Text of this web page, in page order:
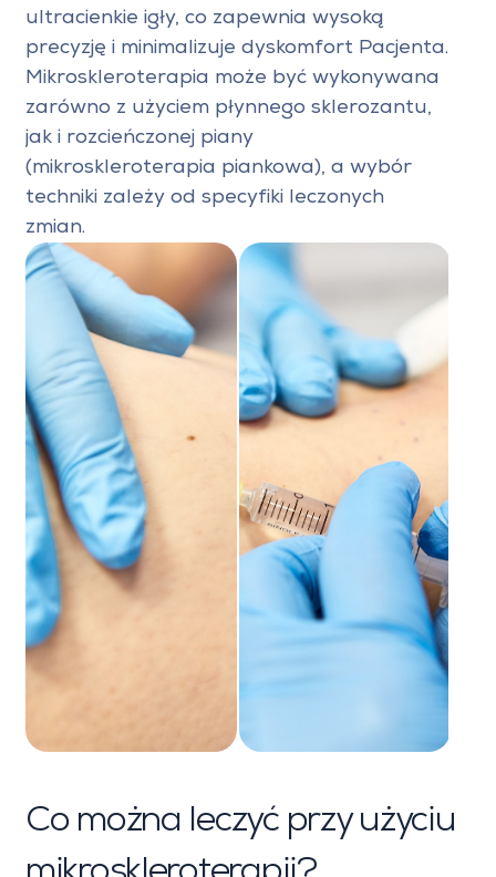
ultracienkie igły, co zapewnia wysoką
precyzję i minimalizuje dyskomfort Pacjenta.
Mikroskleroterapia może być wykonywana
zarówno z użyciem płynnego sklerozantu,
jak i rozcieńczonej piany
(mikroskleroterapia piankowa), a wybór
techniki zależy od specyfiki leczonych
zmian.
Co można leczyć przy użyciu